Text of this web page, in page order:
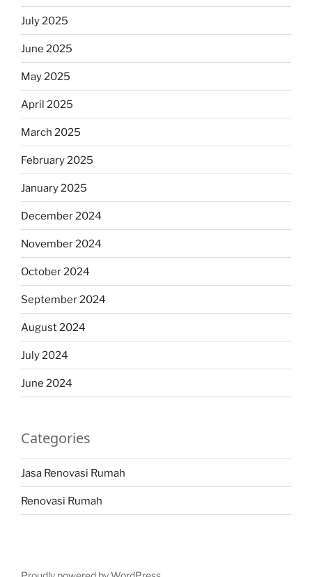
July 2025
June 2025
May 2025
April 2025
March 2025
February 2025
January 2025
December 2024
November 2024
October 2024
September 2024
August 2024
July 2024
June 2024
Categories
Jasa Renovasi Rumah
Renovasi Rumah